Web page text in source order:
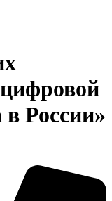
России»